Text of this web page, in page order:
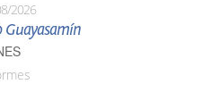
2026
Guayasamín